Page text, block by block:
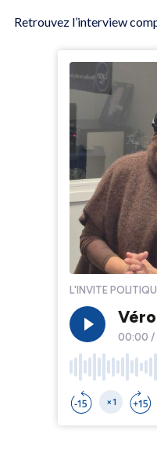
Retrouvez l’interview